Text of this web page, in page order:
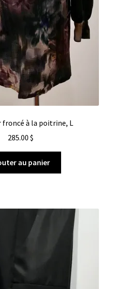
froncé à la poitrine, L
285.00 $
au panier